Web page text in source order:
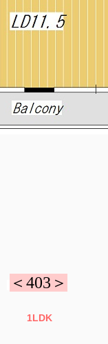
＜403＞
1LDK